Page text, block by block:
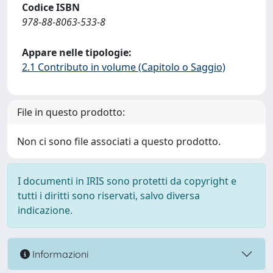
Codice ISBN
978-88-8063-533-8
Appare nelle tipologie:
2.1 Contributo in volume (Capitolo o Saggio)
File in questo prodotto:
Non ci sono file associati a questo prodotto.
I documenti in IRIS sono protetti da copyright e
tutti i diritti sono riservati, salvo diversa
indicazione.
Informazioni